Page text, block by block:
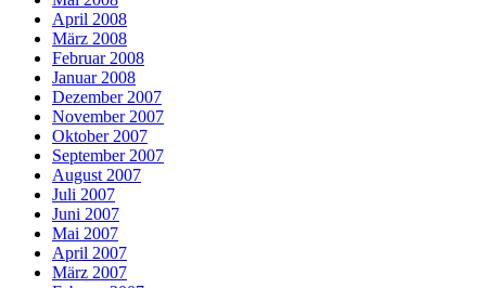
April 2008
März 2008
Februar 2008
Januar 2008
Dezember 2007
November 2007
Oktober 2007
September 2007
August 2007
Juli 2007
Juni 2007
Mai 2007
April 2007
März 2007